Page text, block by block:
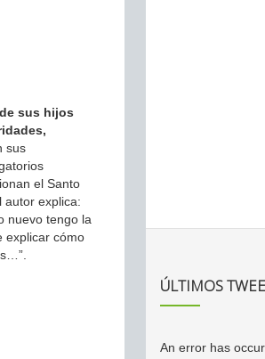
sus hijos
sus
el Santo
autor explica:
nuevo tengo la
explicar cómo
ÚLTIMOS
An error has